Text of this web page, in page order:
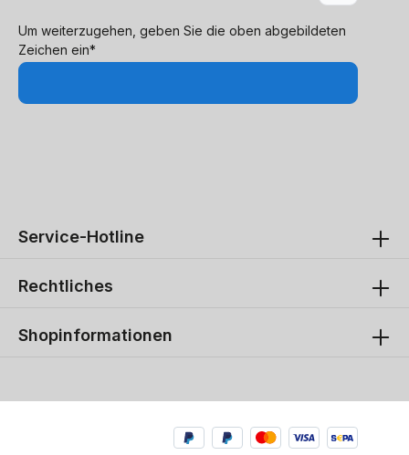
Um weiterzugehen, geben Sie die oben abgebildeten
Zeichen ein*
Service-Hotline
Rechtliches
Shopinformationen